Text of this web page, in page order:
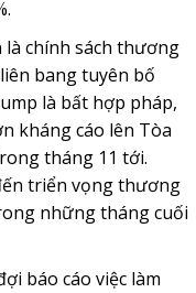
là chính sách thương
bang tuyên bố
là bất hợp pháp,
kháng cáo lên Tòa
tháng 11 tới.
triển vọng thương
những tháng cuối
báo cáo việc làm